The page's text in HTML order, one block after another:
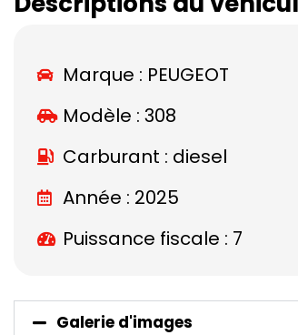
Marque : PEUGEOT
Modèle : 308
Carburant : diesel
Année : 2025
Puissance fiscale : 7
Galerie d'images